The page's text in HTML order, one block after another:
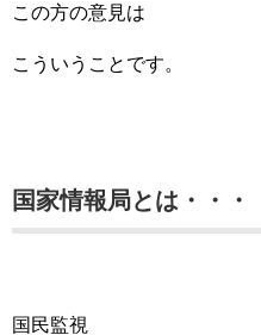
この方の意見は
こういうことです。
国家情報局とは・・・
国民監視